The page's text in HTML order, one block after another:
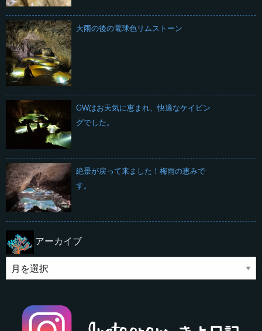
大雨の後の電球色リムストーン
GWはお天気に恵まれ、快適なケイビン
グでした。
絶景が戻って来ました！梅雨の恵みで
す。
アーカイブ